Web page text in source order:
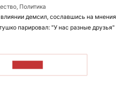
Политика
демсил, сославшись на мнения
парировал: "У нас разные друзья"